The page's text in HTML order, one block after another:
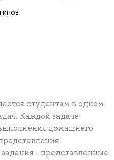
студентам в одном
Каждой задаче
домашнего
- представленные